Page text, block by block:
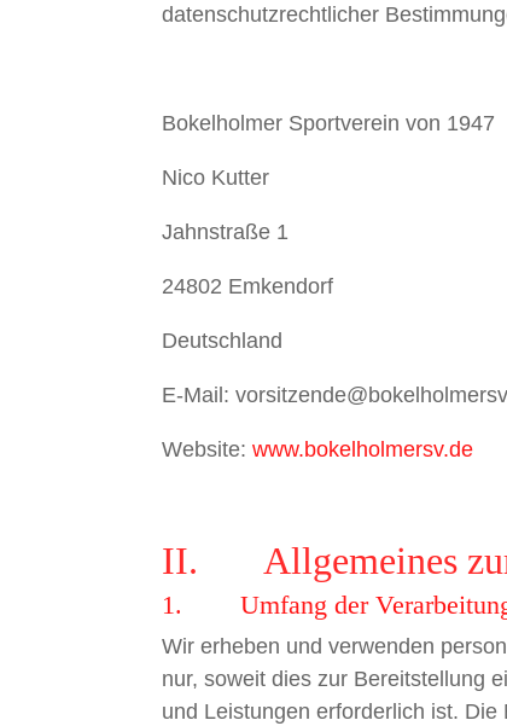
datenschutzrechtlicher
Bokelholmer Sportverein von 1947
Nico Kutter
Jahnstraße 1
24802 Emkendorf
Deutschland
E-Mail:
Website:www.bokelholmersv.de
II. Allgemeines zur
1. Umfang der Verarbeitung
Wir erheben und verwenden
nur, soweit dies zur Bereitstellung
und Leistungen erforderlich ist.